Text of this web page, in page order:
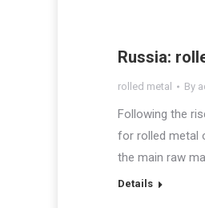
Russia:
rolled metal By
Following the
for rolled metal
the main raw
Details